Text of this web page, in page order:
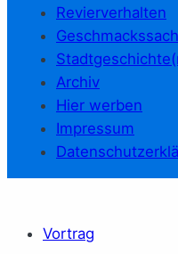
Revierverhalten
Archiv
Hier werben
Impressum
Vortrag